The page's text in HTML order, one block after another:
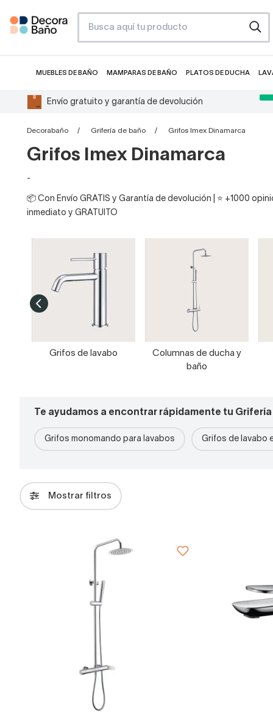
MUEBLES DE BAÑO MAMPARAS DE BAÑO PLATOS DE DUCHA
Envío gratuito y garantía de devolución
Decorabaño Grifería de baño Grifos Imex Dinamarca
Grifos Imex Dinamarca
-
📦 Con Envío GRATIS y Garantía de devolución | ⭐ +1000
inmediato y GRATUITO
Grifos de lavabo
Columnas de ducha y
baño
Te ayudamos a encontrar rápidamente tu
Grifos monomando para lavabos Grifos de lavabo
Mostrar filtros